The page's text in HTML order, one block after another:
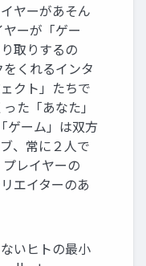
ヤーがあそん
ーが「ゲー
取りするの
くれるインタ
クト」たちで
た「あなた」
ゲーム」は双方
、常に２人で
レイヤーの
エイターのあ
いヒトの最小